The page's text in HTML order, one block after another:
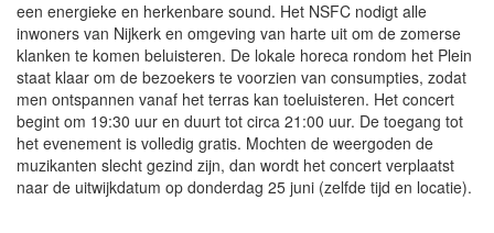
een energieke en herkenbare sound. Het NSFC nodigt alle
inwoners van Nijkerk en omgeving van harte uit om de zomerse
klanken te komen beluisteren. De lokale horeca rondom het Plein
staat klaar om de bezoekers te voorzien van consumpties, zodat
men ontspannen vanaf het terras kan toeluisteren. Het concert
begint om 19:30 uur en duurt tot circa 21:00 uur. De toegang tot
het evenement is volledig gratis. Mochten de weergoden de
muzikanten slecht gezind zijn, dan wordt het concert verplaatst
naar de uitwijkdatum op donderdag 25 juni (zelfde tijd en locatie).